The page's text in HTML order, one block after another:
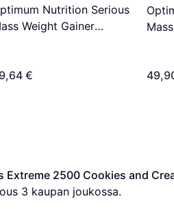
Nutrition Serious
Weight Gainer
€
Extreme 2500 Cookies and
3 kaupan joukossa.